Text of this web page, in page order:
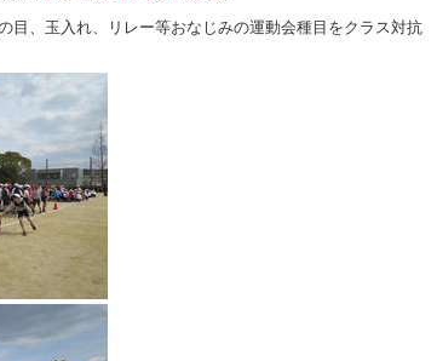
目、玉入れ、リレー等おなじみの運動会種目をクラス対抗